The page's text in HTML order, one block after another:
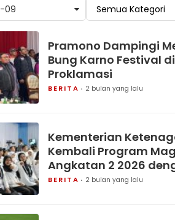
09
Pramono Dampingi
Bung Karno Festival
Proklamasi
BERITA 2 bulan yang lalu
Kementerian
Kembali Program
Angkatan 2 2026
150.000 Peserta dan
BERITA 2 bulan yang lalu